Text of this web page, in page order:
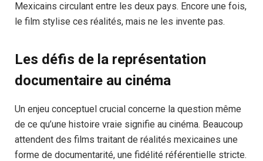
Mexicains circulant entre les deux pays. Encore une fois,
le film stylise ces réalités, mais ne les invente pas.
Les défis de la représentation
documentaire au cinéma
Un enjeu conceptuel crucial concerne la question même
de ce qu’une histoire vraie signifie au cinéma. Beaucoup
attendent des films traitant de réalités mexicaines une
forme de documentarité, une fidélité référentielle stricte.